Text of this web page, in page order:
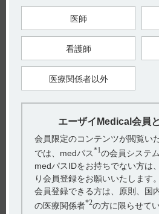
■用法及び用量に関連する注意
＜急性心筋梗塞における冠動脈血栓
（1）本剤は発症から6時間以内に投
1）
＜不安定な血行動態を伴う急性肺塞
溶解＞
（2）急性肺塞栓症患者に投与する場
有害事象の発現は用量依存的である
面から慎重に投与量を決定すること
い患者へ本剤を投与する場合には、
与を考慮すること。（引用2）
体重別投与量早見表（引用2、3）
■薬剤調製時の注意
（1）溶解後は速やかに使用するこ
（2）本剤の溶解には日本薬局方生理
との配合は避けること。（引用5）
医師
看護師
医療関係者以外
エーザイMedical会員
会員限定のコンテンツが閲覧い
では、medパス*1の会員システ
medパスIDをお持ちでない方は
り会員登録をお願いいたします。
会員登録できる方は、原則、国
の医療関係者*2の方に限らせて